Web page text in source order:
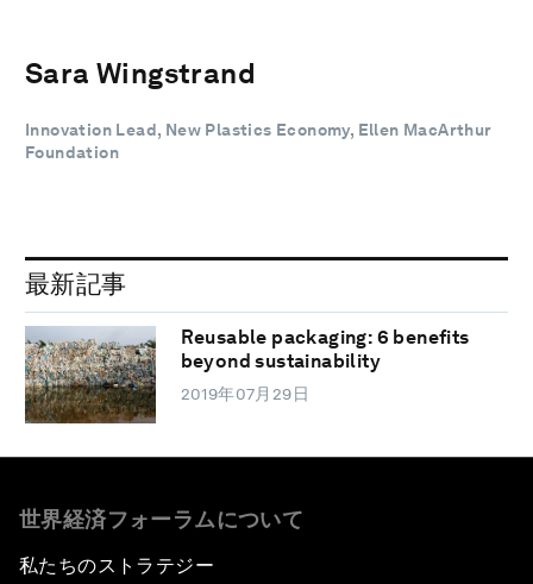
Sara Wingstrand
Innovation Lead, New Plastics Economy, Ellen MacArthur
Foundation
最新記事
Reusable packaging: 6 benefits
beyond sustainability
2019年07月29日
世界経済フォーラムについて
私たちのストラテジー